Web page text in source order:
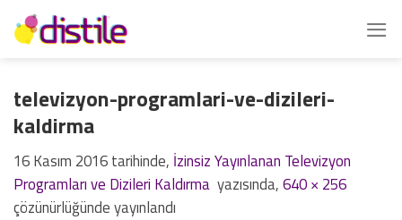
İçeriğe
atla
televizyon-programlari-ve-dizileri-
kaldirma
16 Kasım 2016tarihinde, İzinsiz Yayınlanan Televizyon
Programları ve Dizileri Kaldırma yazısında,640 × 256
çözünürlüğünde yayınlandı